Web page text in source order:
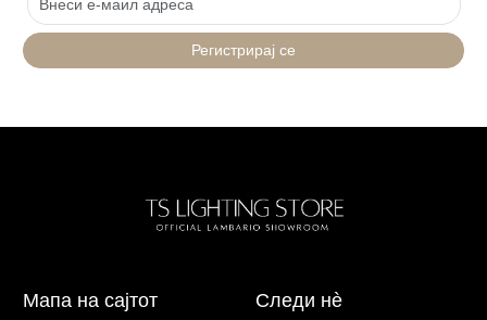
Регистрирај се
Мапа на сајтот Следи нè